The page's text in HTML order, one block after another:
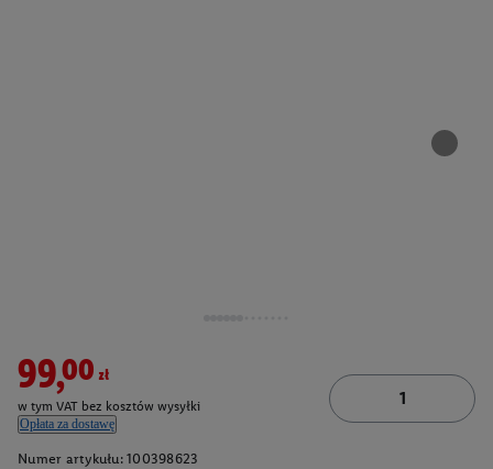
99,00zł
w tym VAT bez kosztów wysyłki
Opłata za dostawę
Numer artykułu: 100398623